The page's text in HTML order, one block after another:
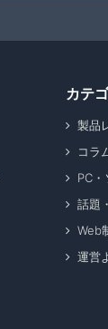
カテ
製品
コラ
PC
話題
Web
運営